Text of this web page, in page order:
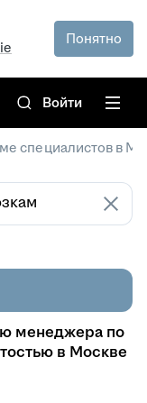
Понятно
Войти
специалистов в
менеджера по
в Москве